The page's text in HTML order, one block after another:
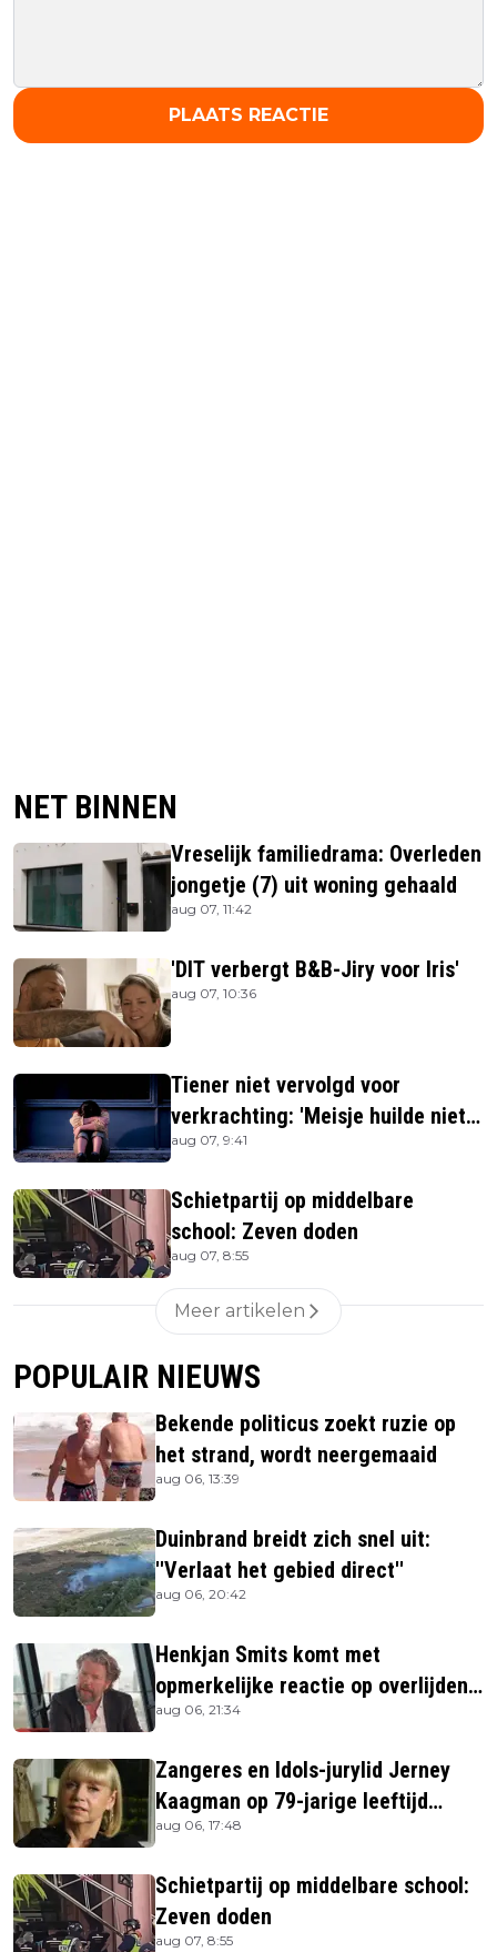
PLAATS REACTIE
NET BINNEN
Vreselijk familiedrama: Overleden
jongetje (7) uit woning gehaald
aug 07, 11:42
'DIT verbergt B&B-Jiry voor Iris'
aug 07, 10:36
Tiener niet vervolgd voor
verkrachting: 'Meisje huilde niet
hard genoeg'
aug 07, 9:41
Schietpartij op middelbare
school: Zeven doden
aug 07, 8:55
Meer artikelen
POPULAIR NIEUWS
Bekende politicus zoekt ruzie op
het strand, wordt neergemaaid
aug 06, 13:39
Duinbrand breidt zich snel uit:
''Verlaat het gebied direct''
aug 06, 20:42
Henkjan Smits komt met
opmerkelijke reactie op overlijden
Jerney Kaagman
aug 06, 21:34
Zangeres en Idols-jurylid Jerney
Kaagman op 79-jarige leeftijd
overleden
aug 06, 17:48
Schietpartij op middelbare school:
Zeven doden
aug 07, 8:55